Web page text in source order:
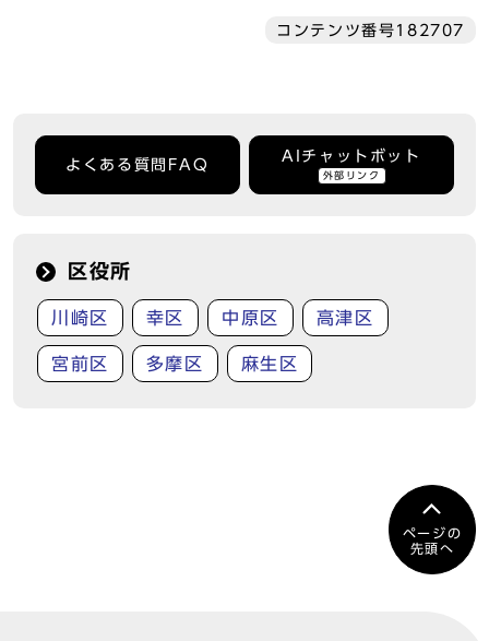
コンテンツ番号182707
よくある質問FAQ
AIチャットボット
外部リンク
区役所
川崎区 幸区 中原区 高津区
宮前区 多摩区 麻生区
ページの
先頭へ